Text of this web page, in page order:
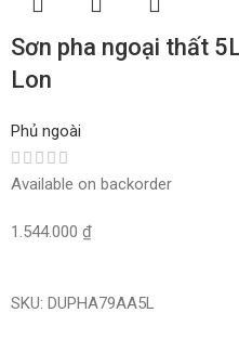
Sơn pha ngoại thất
Lon
Phủ ngoài
Available on backorder
1.544.000 ₫
SKU: DUPHA79AA5L